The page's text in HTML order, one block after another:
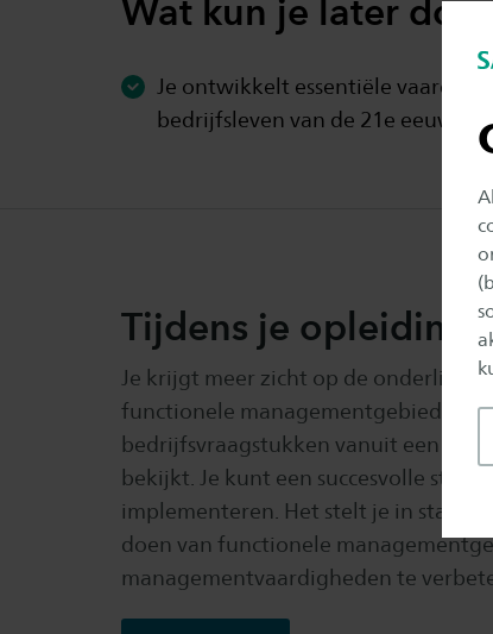
Wat kun je later
Je ontwikkelt essentiële
bedrijfsleven van de 21e eeuw.
Tijdens je opleiding
Je krijgt meer zicht op de onderlinge
functionele managementgebieden,
bedrijfsvraagstukken vanuit een
bekijkt. Je kunt een succesvolle
implementeren. Het stelt je in staat
doen van functionele
managementvaardigheden te